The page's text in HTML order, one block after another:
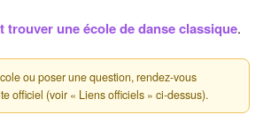
trouver une école de danse classique.
ou poser une question, rendez-vous
officiel (voir « Liens officiels » ci-dessus).